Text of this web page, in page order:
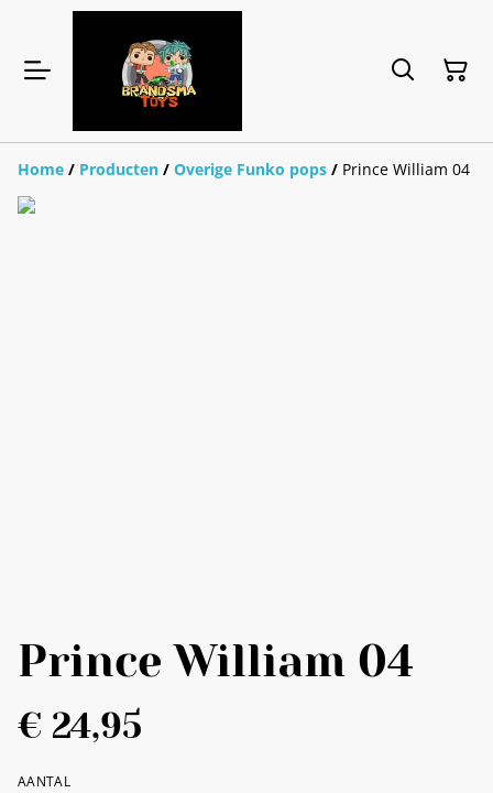
Home / Producten / Overige Funko pops / Prince William 04
Prince William 04
€ 24,95
AANTAL